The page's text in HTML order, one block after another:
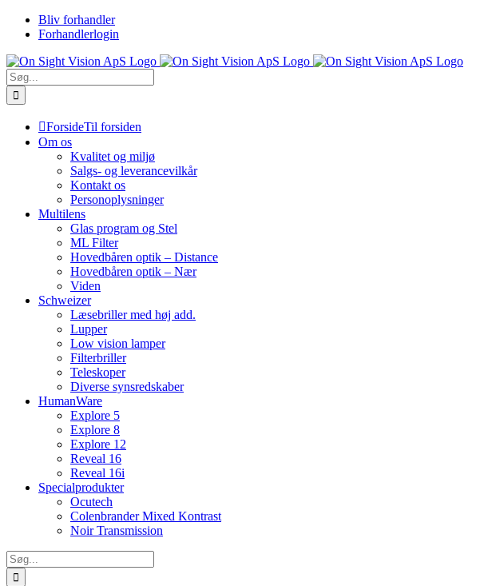
Skip
Bliv forhandler
Forhandlerlogin
Søg
efter:
ForsideTil forsiden
Om os
Kvalitet og miljø
Salgs- og leverancevilkår
Kontakt os
Personoplysninger
Multilens
Glas program og Stel
ML Filter
Hovedbåren optik – Distance
Hovedbåren optik – Nær
Viden
Schweizer
Læsebriller med høj add.
Lupper
Low vision lamper
Filterbriller
Teleskoper
Diverse synsredskaber
HumanWare
Explore 5
Explore 8
Explore 12
Reveal 16
Reveal 16i
Specialprodukter
Ocutech
Colenbrander Mixed Kontrast
Noir Transmission
Søg
efter: